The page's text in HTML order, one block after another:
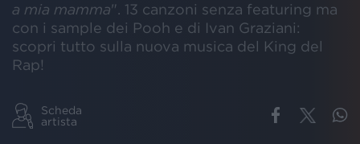
a mia mamma". 13 canzoni senza featuring ma
con i sample dei Pooh e di Ivan Graziani:
scopri tutto sulla nuova musica del King del
Rap!
Scheda
artista